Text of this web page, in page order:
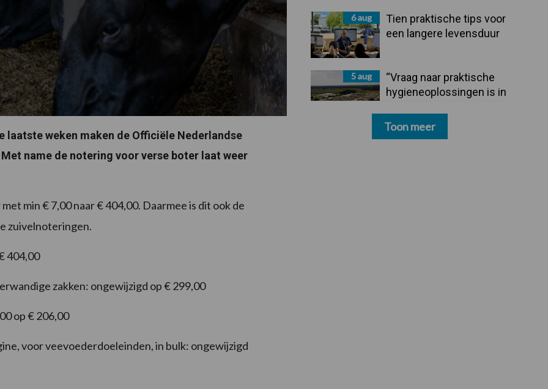
laatste weken maken de Officiële Nederlandse
name de notering voor verse boter laat weer
min € 7,00 naar € 404,00. Daarmee is dit ook de
zuivelnoteringen.
404,00
zakken: ongewijzigd op € 299,00
op € 206,00
voor veevoederdoeleinden, in bulk: ongewijzigd
6 aug
Tien praktische tips voor
een langere levensduur
5 aug
“Vraag naar praktische
hygieneoplossingen is in
Toon meer